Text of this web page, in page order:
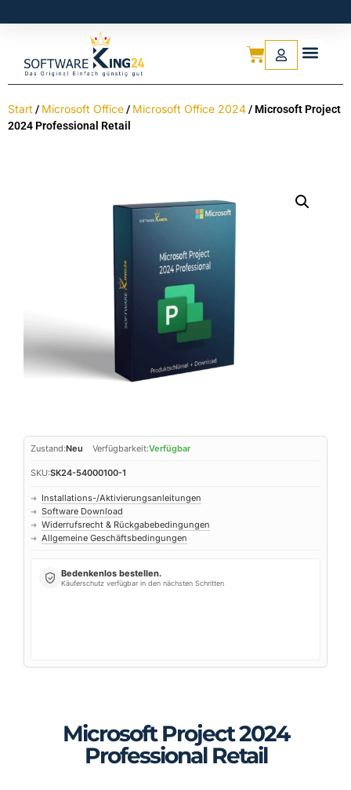
Start / Microsoft Office/ Microsoft Office 2024/ Microsoft Project
2024 Professional Retail
Zustand:Neu Verfügbarkeit:Verfügbar
SKU:SK24-54000100-1
➜ Installations-/Aktivierungsanleitungen
➜ Software Download
➜ Widerrufsrecht & Rückgabebedingungen
➜ Allgemeine Geschäftsbedingungen
Bedenkenlos bestellen.
Käuferschutz verfügbar in den nächsten Schritten
Microsoft Project 2024
Professional Retail